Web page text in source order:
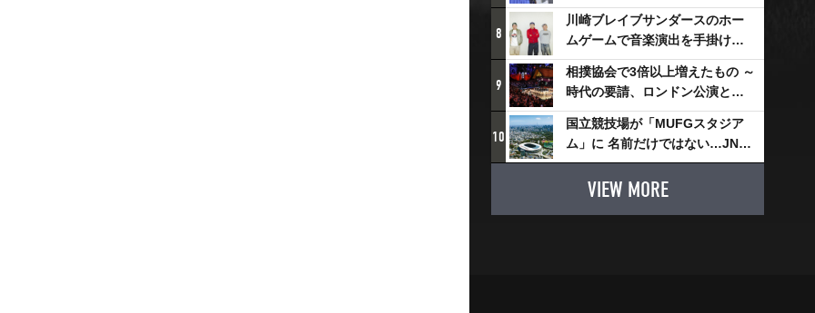
える科学界の挑戦
8
川崎ブレイブサンダースのホー
ムゲームで音楽演出を手掛ける
スチャダラパーが川崎新！アリ
ーナシティ・プロジェクトを語
る 「楽しみでしかないでしょ。
川崎は、ずっと成長曲線だか
ら」
9
相撲協会で3倍以上増えたもの ～
時代の要請、ロンドン公演と古
式大相撲
10
国立競技場が「MUFGスタジア
ム」に 名前だけではない…JNSE
とMUFGが“共創”し描く地域活
性化・社会価値創造の近未来図
VIEW MORE